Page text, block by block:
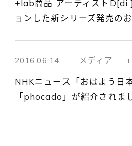
+lab商品 アーティスト
ョンした新シリーズ発売の
2016.06.14 メディア
NHKニュース「おはよう日
「phocado」が紹介されま